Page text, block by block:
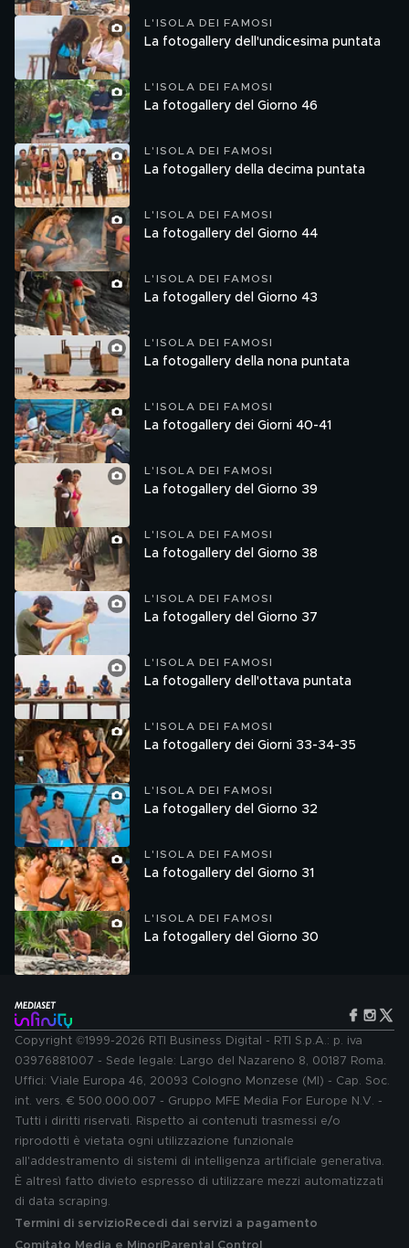
L'ISOLA DEI FAMOSI
La fotogallery dell'undicesima puntata
L'ISOLA DEI FAMOSI
La fotogallery del Giorno 46
L'ISOLA DEI FAMOSI
La fotogallery della decima puntata
L'ISOLA DEI FAMOSI
La fotogallery del Giorno 44
L'ISOLA DEI FAMOSI
La fotogallery del Giorno 43
L'ISOLA DEI FAMOSI
La fotogallery della nona puntata
L'ISOLA DEI FAMOSI
La fotogallery dei Giorni 40-41
L'ISOLA DEI FAMOSI
La fotogallery del Giorno 39
L'ISOLA DEI FAMOSI
La fotogallery del Giorno 38
L'ISOLA DEI FAMOSI
La fotogallery del Giorno 37
L'ISOLA DEI FAMOSI
La fotogallery dell'ottava puntata
L'ISOLA DEI FAMOSI
La fotogallery dei Giorni 33-34-35
L'ISOLA DEI FAMOSI
La fotogallery del Giorno 32
L'ISOLA DEI FAMOSI
La fotogallery del Giorno 31
L'ISOLA DEI FAMOSI
La fotogallery del Giorno 30
Copyright ©1999-2026 RTI Business Digital - RTI S.p.A.: p. iva
03976881007 - Sede legale: Largo del Nazareno 8, 00187 Roma.
Uffici: Viale Europa 46, 20093 Cologno Monzese (MI) - Cap. Soc.
int. vers. € 500.000.007 - Gruppo MFE Media For Europe N.V. -
Tutti i diritti riservati. Rispetto ai contenuti trasmessi e/o
riprodotti è vietata ogni utilizzazione funzionale
all'addestramento di sistemi di intelligenza artificiale generativa.
È altresì fatto divieto espresso di utilizzare mezzi automatizzati
di data scraping.
Termini di servizio Recedi dai servizi a pagamento